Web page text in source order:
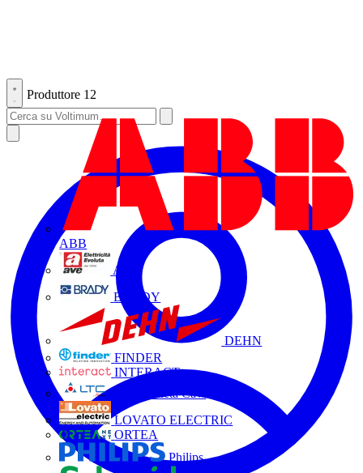
Produttore 12
ABB
AVE
BRADY
DEHN
FINDER
INTERACT
La Triveneta Cavi
LOVATO ELECTRIC
ORTEA
Philips